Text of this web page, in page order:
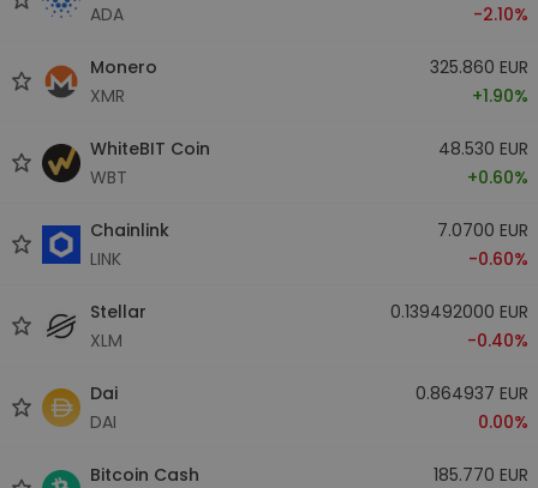
ADA
-2.10%
Monero
XMR
325.860 EUR
+1.90%
WhiteBIT Coin
WBT
48.530 EUR
+0.60%
Chainlink
LINK
7.0700 EUR
-0.60%
Stellar
XLM
0.139492000 EUR
-0.40%
Dai
DAI
0.864937 EUR
0.00%
Bitcoin Cash
185.770 EUR